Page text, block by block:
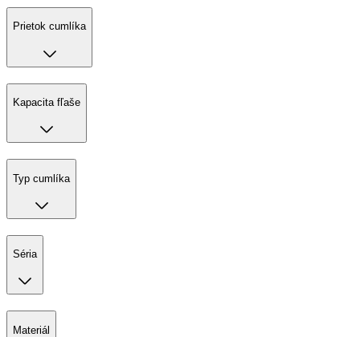
Prietok cumlíka
Kapacita fľaše
Typ cumlíka
Séria
Materiál